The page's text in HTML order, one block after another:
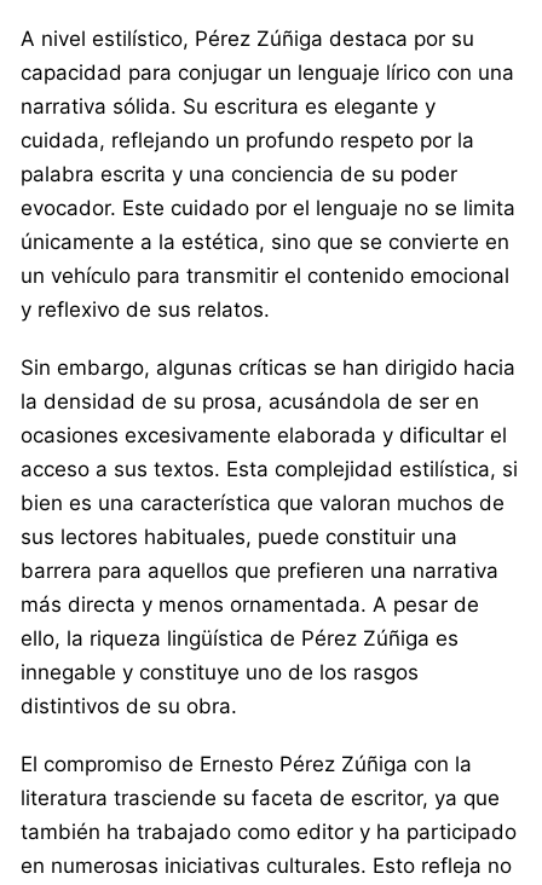
A nivel estilístico, Pérez Zúñiga destaca por su
capacidad para conjugar un lenguaje lírico con una
narrativa sólida. Su escritura es elegante y
cuidada, reflejando un profundo respeto por la
palabra escrita y una conciencia de su poder
evocador. Este cuidado por el lenguaje no se limita
únicamente a la estética, sino que se convierte en
un vehículo para transmitir el contenido emocional
y reflexivo de sus relatos.
Sin embargo, algunas críticas se han dirigido hacia
la densidad de su prosa, acusándola de ser en
ocasiones excesivamente elaborada y dificultar el
acceso a sus textos. Esta complejidad estilística, si
bien es una característica que valoran muchos de
sus lectores habituales, puede constituir una
barrera para aquellos que prefieren una narrativa
más directa y menos ornamentada. A pesar de
ello, la riqueza lingüística de Pérez Zúñiga es
innegable y constituye uno de los rasgos
distintivos de su obra.
El compromiso de Ernesto Pérez Zúñiga con la
literatura trasciende su faceta de escritor, ya que
también ha trabajado como editor y ha participado
en numerosas iniciativas culturales. Esto refleja no